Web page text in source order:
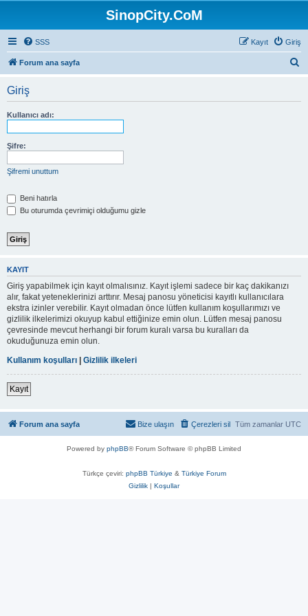
SinopCity.CoM
SSS Giriş
Kayıt
Forum ana sayfa
Giriş
Kullanıcı adı:
Şifre:
Şifremi unuttum
Beni hatırla
Bu oturumda çevrimiçi olduğumu gizle
KAYIT
Giriş yapabilmek için kayıt olmalısınız. Kayıt işlemi sadece bir kaç dakikanızı
alır, fakat yeteneklerinizi arttırır. Mesaj panosu yöneticisi kayıtlı kullanıcılara
ekstra izinler verebilir. Kayıt olmadan önce lütfen kullanım koşullarımızı ve
gizlilik ilkelerimizi okuyup kabul ettiğinize emin olun. Lütfen mesaj panosu
çevresinde mevcut herhangi bir forum kuralı varsa bu kuralları da
okuduğunuza emin olun.
Kullanım koşulları | Gizlilik ilkeleri
Kayıt
Forum ana sayfa Tüm zamanlar UTC
Çerezleri sil
Bize ulaşın
Powered by phpBB® Forum Software © phpBB Limited
Türkçe çeviri: phpBB Türkiye & Türkiye Forum
Gizlilik | Koşullar